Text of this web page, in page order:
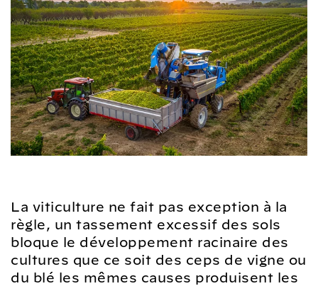
La viticulture ne fait pas exception à la
règle, un tassement excessif des sols
bloque le développement racinaire des
cultures que ce soit des ceps de vigne ou
du blé les mêmes causes produisent les